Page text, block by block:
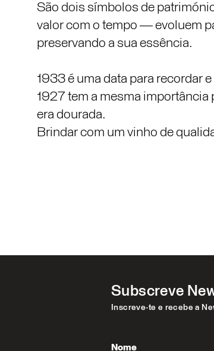
São dois símbolos de
valor com o tempo — evoluem
preservando a sua essência.
1933 é uma data para recordar
1927 tem a mesma importância
era dourada.
Brindar com um vinho de
Subscreve
Inscreve-te e recebe a
Nome